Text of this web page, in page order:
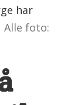
har
Alle foto: